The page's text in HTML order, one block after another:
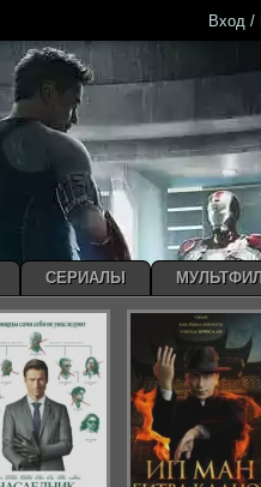
Вход /
СЕРИАЛЫ